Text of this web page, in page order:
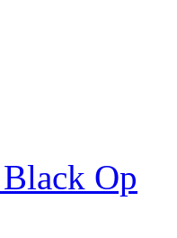
Op